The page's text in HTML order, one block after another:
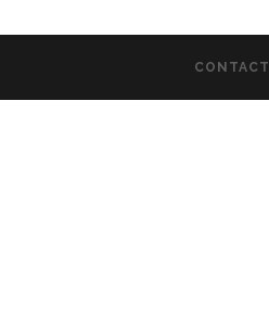
CONTACT